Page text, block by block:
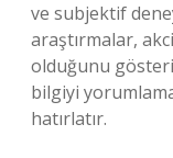
ve subjektif
araştırmalar,
olduğunu
bilgiyi yorumlama
hatırlatır.